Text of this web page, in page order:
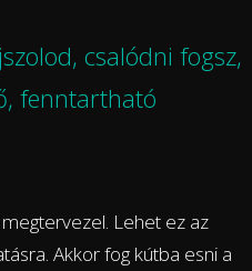
csalódni fogsz,
fenntartható
Lehet ez az
Akkor fog kútba esni a